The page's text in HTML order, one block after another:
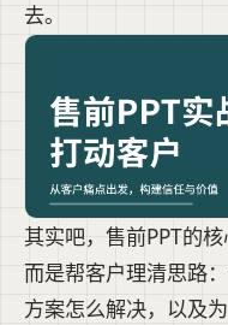
去。
其实吧，售前PPT的
而是帮客户理清思路
方案怎么解决，以及